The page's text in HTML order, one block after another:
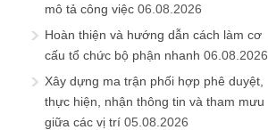
mô tả công việc 06.08.2026
Hoàn thiện và hướng dẫn cách làm cơ
cấu tổ chức bộ phận nhanh 06.08.2026
Xây dựng ma trận phối hợp phê duyệt,
thực hiện, nhận thông tin và tham mưu
giữa các vị trí 05.08.2026